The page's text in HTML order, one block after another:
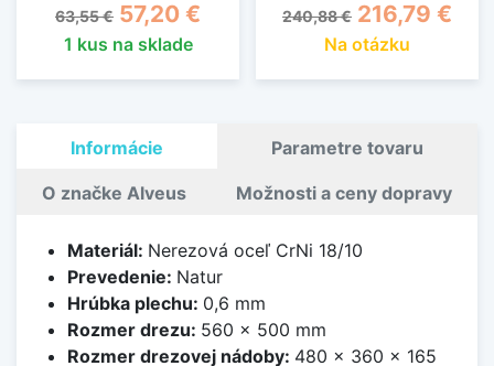
Základná cena
63,55 € Cena
57,20 €
1 kus na sklade
Základná cena
240,88 € Cena
216,79 €
Na otázku
Informácie Parametre tovaru
O značke Alveus Možnosti a ceny dopravy
Materiál: Nerezová oceľ CrNi 18/10
Prevedenie: Natur
Hrúbka plechu: 0,6 mm
Rozmer drezu: 560 x 500 mm
Rozmer drezovej nádoby: 480 x 360 x 165